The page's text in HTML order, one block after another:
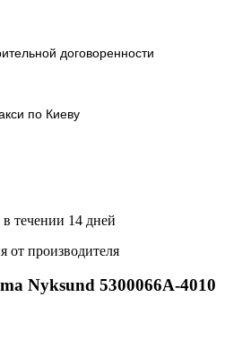
договоренности
по Киеву
течении 14 дней
от производителя
Nyksund 5300066A-4010